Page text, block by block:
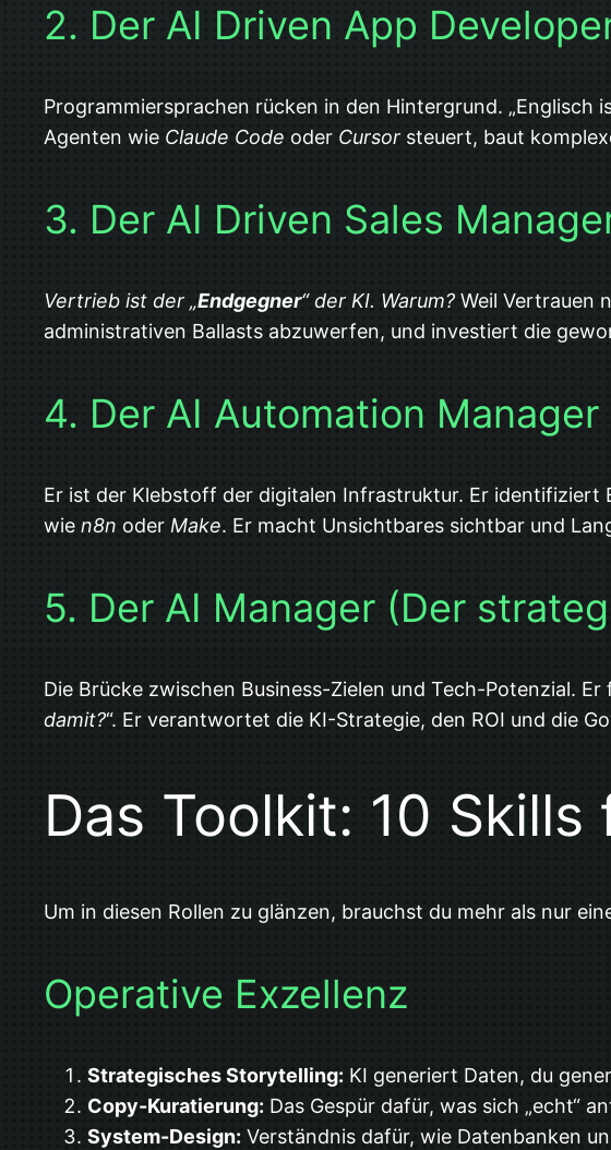
2. Der AI Driven App
Programmiersprachen rücken in den Hintergrund.
Agenten wie Claude Code oder Cursor steuert, baut
3. Der AI Driven Sales
Vertrieb ist der „Endgegner“ der KI. Warum? Weil Vertrauen
administrativen Ballasts abzuwerfen, und investiert die
4. Der AI Automation
Er ist der Klebstoff der digitalen Infrastruktur. Er identifiziert
wie n8n oder Make. Er macht Unsichtbares sichtbar und
5. Der AI Manager (Der
Die Brücke zwischen Business-Zielen und Tech-Potenzial. Er
damit?“. Er verantwortet die KI-Strategie, den ROI und die
Das Toolkit: 10
Um in diesen Rollen zu glänzen, brauchst du mehr als nur
Operative Exzellenz
Strategisches Storytelling: KI generiert Daten, du
Copy-Kuratierung: Das Gespür dafür, was sich „echt“
System-Design: Verständnis dafür, wie Datenbanken